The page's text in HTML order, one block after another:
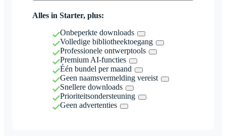
Alles in Starter, plus:
Onbeperkte downloads
Volledige bibliotheektoegang
Professionele ontwerptools
Premium AI-functies
Één bundel per maand
Geen naamsvermelding vereist
Snellere downloads
Prioriteitsondersteuning
Geen advertenties